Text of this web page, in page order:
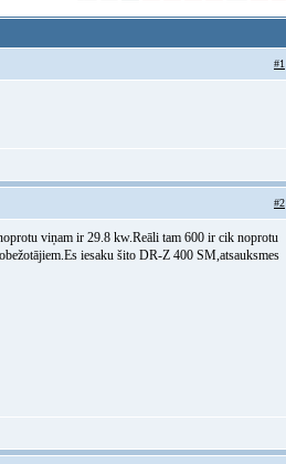
#1
#2
viņam ir 29.8 kw.Reāli tam 600 ir cik noprotu
iesaku šito DR-Z 400 SM,atsauksmes